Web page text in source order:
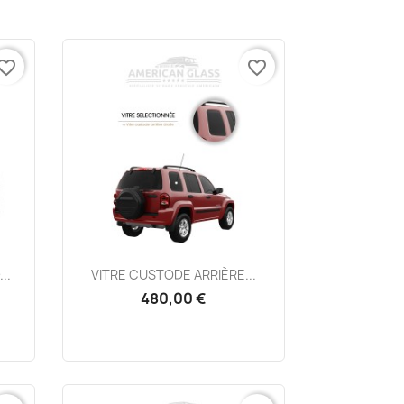
Aperçu rapide
VITRE CUSTODE ARRIÈRE...
480,00 €
favorite_border